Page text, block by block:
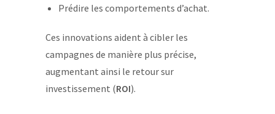
Prédire les comportements d’achat.
Ces innovations aident à cibler les
campagnes de manière plus précise,
augmentant ainsi le retour sur
investissement (ROI).